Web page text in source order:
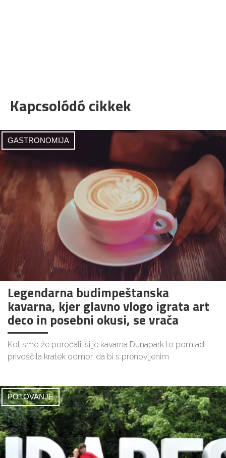
Kapcsolódó cikkek
GASTRONOMIJA
Legendarna budimpeštanska
kavarna, kjer glavno vlogo igrata art
deco in posebni okusi, se vrača
Kot smo že poročali, si je kavarna Dunapark to pomlad
privoščila kratek odmor, da bi s prenovljenim
POTOVANJE